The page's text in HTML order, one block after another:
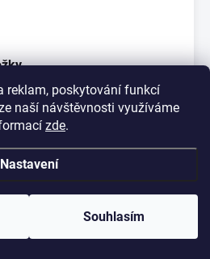
reklam, poskytování funkcí
naší návštěvnosti využíváme
zde.
Nastavení
Souhlasím
vlněná jsou pachu odolná, což
nejsou po noš...